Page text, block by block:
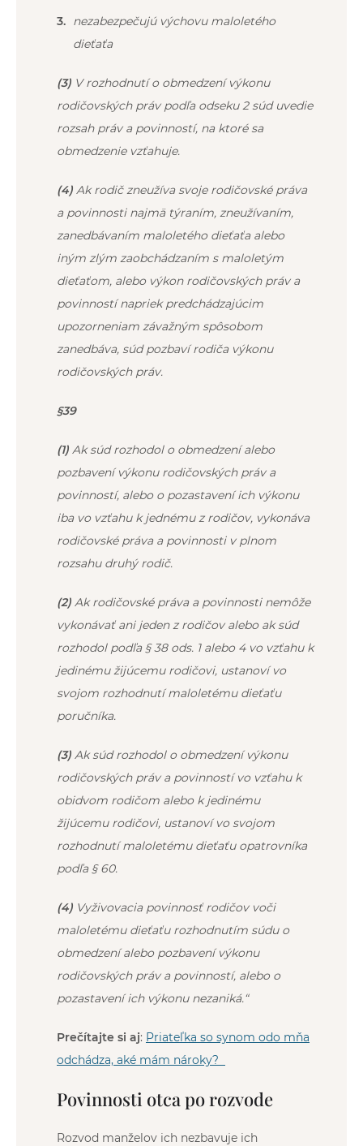
nezabezpečujú výchovu maloletého
dieťaťa
(3) V rozhodnutí o obmedzení výkonu
rodičovských práv podľa odseku 2 súd uvedie
rozsah práv a povinností, na ktoré sa
obmedzenie vzťahuje.
(4) Ak rodič zneužíva svoje rodičovské práva
a povinnosti najmä týraním, zneužívaním,
zanedbávaním maloletého dieťaťa alebo
iným zlým zaobchádzaním s maloletým
dieťaťom, alebo výkon rodičovských práv a
povinností napriek predchádzajúcim
upozorneniam závažným spôsobom
zanedbáva, súd pozbaví rodiča výkonu
rodičovských práv.
§39
(1) Ak súd rozhodol o obmedzení alebo
pozbavení výkonu rodičovských práv a
povinností, alebo o pozastavení ich výkonu
iba vo vzťahu k jednému z rodičov, vykonáva
rodičovské práva a povinnosti v plnom
rozsahu druhý rodič.
(2) Ak rodičovské práva a povinnosti nemôže
vykonávať ani jeden z rodičov alebo ak súd
rozhodol podľa § 38 ods. 1alebo 4vo vzťahu k
jedinému žijúcemu rodičovi, ustanoví vo
svojom rozhodnutí maloletému dieťaťu
poručníka.
(3) Ak súd rozhodol o obmedzení výkonu
rodičovských práv a povinností vo vzťahu k
obidvom rodičom alebo k jedinému
žijúcemu rodičovi, ustanoví vo svojom
rozhodnutí maloletému dieťaťu opatrovníka
podľa § 60.
(4) Vyživovacia povinnosť rodičov voči
maloletému dieťaťu rozhodnutím súdu o
obmedzení alebo pozbavení výkonu
rodičovských práv a povinností, alebo o
pozastavení ich výkonu nezaniká.“
Prečítajte si aj: Priateľka so synom odo mňa
odchádza, aké mám nároky?
Povinnosti otca po rozvode
Rozvod manželov ich nezbavuje ich